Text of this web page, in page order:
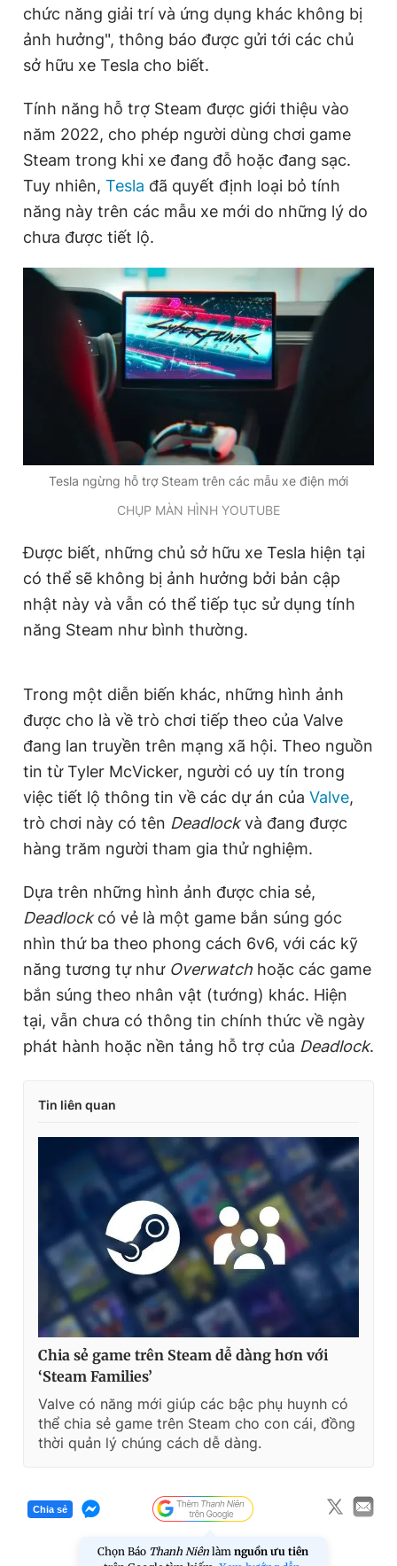
Đọc Thanh Niên trên điện thoại
Theo dõi báo trên
Hotline
0906 645 777
Liên hệ quảng cáo
0908 780 404
Đặt báo Quảng cáo RSS Tòa soạn Chính sách bảo
Tổng biên tập: Nguyễn Ngọc Toàn
Phó tổng biên tập thường trực: Hải Thành
Phó tổng biên tập: Lâm Hiếu Dũng
Phó tổng biên tập: Trần Việt Hưng
Tổng thư ký tòa soạn: Đức Trung
Giấy phép xuất bản số 110/GP - BTTTT cấp ngày 24.3.2020
chép dưới mọi hình thức nếu không có sự chấp thuận bằng văn
bản. Phát triển bởi ePi Technologies, JSC.
chức năng giải trí và ứng dụng khác không bị
ảnh hưởng", thông báo được gửi tới các chủ
sở hữu xe Tesla cho biết.
Tính năng hỗ trợ Steam được giới thiệu vào
năm 2022, cho phép người dùng chơi game
Steam trong khi xe đang đỗ hoặc đang sạc.
Tuy nhiên, Tesla đã quyết định loại bỏ tính
năng này trên các mẫu xe mới do những lý do
chưa được tiết lộ.
Tesla ngừng hỗ trợ Steam trên các mẫu xe điện mới
CHỤP MÀN HÌNH YOUTUBE
Được biết, những chủ sở hữu xe Tesla hiện tại
có thể sẽ không bị ảnh hưởng bởi bản cập
nhật này và vẫn có thể tiếp tục sử dụng tính
năng Steam như bình thường.
Trong một diễn biến khác, những hình ảnh
được cho là về trò chơi tiếp theo của Valve
đang lan truyền trên mạng xã hội. Theo nguồn
tin từ Tyler McVicker, người có uy tín trong
việc tiết lộ thông tin về các dự án của Valve,
trò chơi này có tên Deadlockvà đang được
hàng trăm người tham gia thử nghiệm.
Dựa trên những hình ảnh được chia sẻ,
Deadlockcó vẻ là một game bắn súng góc
nhìn thứ ba theo phong cách 6v6, với các kỹ
năng tương tự như Overwatch hoặc các game
bắn súng theo nhân vật (tướng) khác. Hiện
tại, vẫn chưa có thông tin chính thức về ngày
phát hành hoặc nền tảng hỗ trợ của Deadlock.
Tin liên quan
Chia sẻ game trên Steam dễ dàng hơn với
‘Steam Families’
Valve có năng mới giúp các bậc phụ huynh có
thể chia sẻ game trên Steam cho con cái, đồng
thời quản lý chúng cách dễ dàng.
Chia sẻ
Chọn Báo Thanh Niên làm nguồn ưu tiên